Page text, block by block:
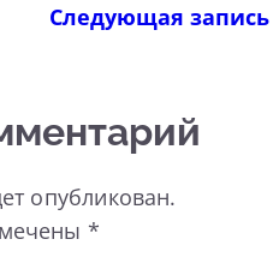
Следующая запись
опубликован.
*